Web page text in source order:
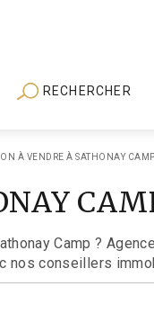
RECHERCHER
À VENDRE À SATHONAY CAMP
Camp ?
nos conseillers